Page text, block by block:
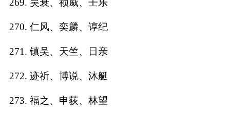
269. 昊衰、祯威、壬乐
270. 仁风、奕麟、谆纪
271. 镇吴、天竺、日亲
272. 迹祈、博说、沐艇
273. 福之、申荻、林望